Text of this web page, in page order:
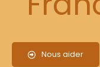
Nous aider